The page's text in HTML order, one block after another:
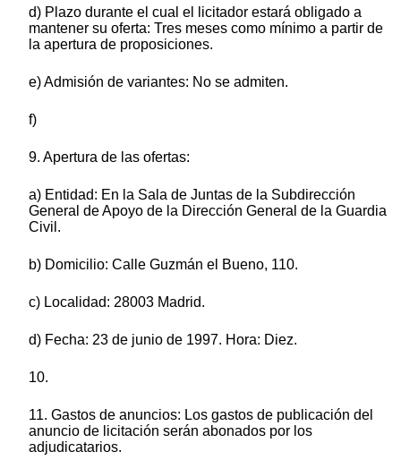
d) Plazo durante el cual el licitador estará obligado a
mantener su oferta: Tres meses como mínimo a partir de
la apertura de proposiciones.
e) Admisión de variantes: No se admiten.
f)
9. Apertura de las ofertas:
a) Entidad: En la Sala de Juntas de la Subdirección
General de Apoyo de la Dirección General de la Guardia
Civil.
b) Domicilio: Calle Guzmán el Bueno, 110.
c) Localidad: 28003 Madrid.
d) Fecha: 23 de junio de 1997. Hora: Diez.
10.
11. Gastos de anuncios: Los gastos de publicación del
anuncio de licitación serán abonados por los
adjudicatarios.